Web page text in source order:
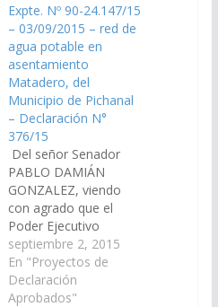
Expte. Nº 90-24.147/15
– 03/09/2015 – red de
agua potable en
asentamiento
Matadero, del
Municipio de Pichanal
– Declaración N°
376/15
Del señor Senador
PABLO DAMIÁN
GONZALEZ, viendo
con agrado que el
Poder Ejecutivo
Provincial, incluya en el
Proyecto de
Presupuesto General
de la Provincia -
septiembre 2, 2015
En "Proyectos de
Declaración
Aprobados"